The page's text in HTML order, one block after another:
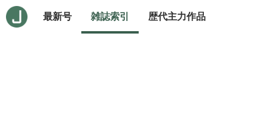
最新号 雑誌索引 歴代主力作品